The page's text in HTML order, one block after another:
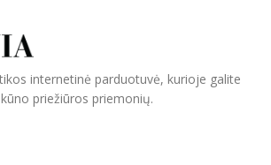
internetinė parduotuvė, kurioje galite
priežiūros priemonių.